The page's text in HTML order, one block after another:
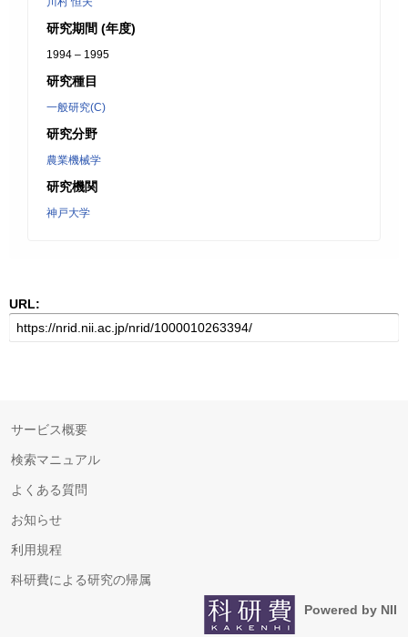
研究期間 (年度)
1994 – 1995
研究種目
一般研究(C)
研究分野
農業機械学
研究機関
神戸大学
URL:
サービス概要
検索マニュアル
よくある質問
お知らせ
利用規程
科研費による研究の帰属
Powered by NII